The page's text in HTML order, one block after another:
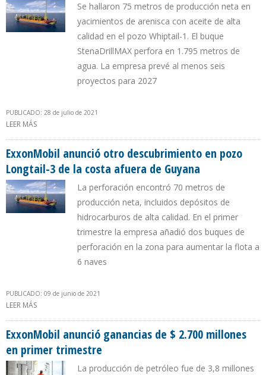
Se hallaron 75 metros de producción neta en
yacimientos de arenisca con aceite de alta
calidad en el pozo Whiptail-1. El buque
StenaDrillMAX perfora en 1.795 metros de
agua. La empresa prevé al menos seis
proyectos para 2027
PUBLICADO: 28 de julio de 2021
LEER MÁS
ExxonMobil anunció otro descubrimiento en pozo
Longtail-3 de la costa afuera de Guyana
La perforación encontró 70 metros de
producción neta, incluidos depósitos de
hidrocarburos de alta calidad. En el primer
trimestre la empresa añadió dos buques de
perforación en la zona para aumentar la flota a
6 naves
PUBLICADO: 09 de junio de 2021
LEER MÁS
ExxonMobil anunció ganancias de $ 2.700 millones
en primer trimestre
La producción de petróleo fue de 3,8 millones